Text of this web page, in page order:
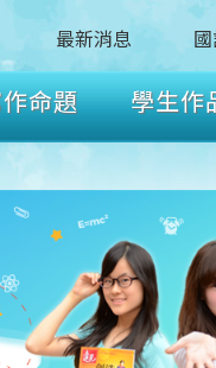
最新消息
命題 學生作